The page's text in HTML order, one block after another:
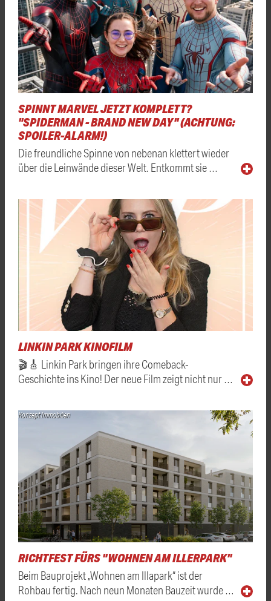
SPINNT MARVEL JETZT KOMPLETT?
"SPIDERMAN - BRAND NEW DAY" (ACHTUNG:
SPOILER-ALARM!)
Die freundliche Spinne von nebenan klettert wieder
über die Leinwände dieser Welt. Entkommt sie …
LINKIN PARK KINOFILM
🎬🎸 Linkin Park bringen ihre Comeback-
Geschichte ins Kino! Der neue Film zeigt nicht nur …
Konzept Immobilien
RICHTFEST FÜRS "WOHNEN AM ILLERPARK"
Beim Bauprojekt „Wohnen am Illapark“ ist der
Rohbau fertig. Nach neun Monaten Bauzeit wurde …